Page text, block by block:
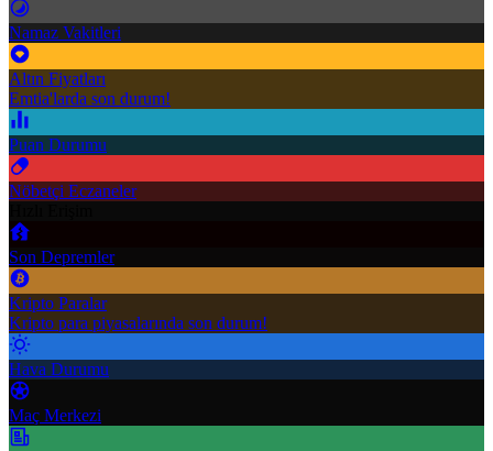
Namaz Vakitleri
Altın Fiyatları
Emtia'larda son durum!
Puan Durumu
Nöbetçi Eczaneler
Son Depremler
Kripto Paralar
Kripto para piyasalarında son durum!
Hava Durumu
Maç Merkezi